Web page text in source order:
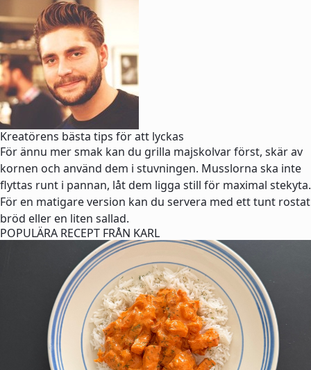
Kreatörens bästa tips för att lyckas
För ännu mer smak kan du grilla majskolvar först, skär av
kornen och använd dem i stuvningen. Musslorna ska inte
flyttas runt i pannan, låt dem ligga still för maximal stekyta.
För en matigare version kan du servera med ett tunt rostat
bröd eller en liten sallad.
POPULÄRA RECEPT FRÅN KARL